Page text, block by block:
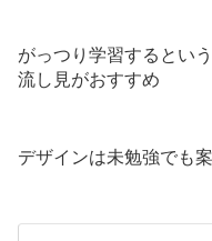
がっつり学習するとい
流し見がおすすめ
デザインは未勉強でも